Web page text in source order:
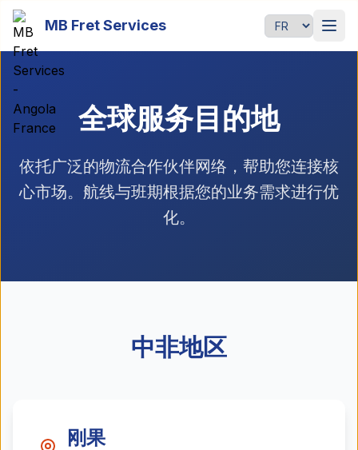
Passer au contenu principal
MB Fret Services
语言
全球服务目的地
依托广泛的物流合作伙伴网络，帮助您连接核
心市场。航线与班期根据您的业务需求进行优
化。
中非地区
刚果